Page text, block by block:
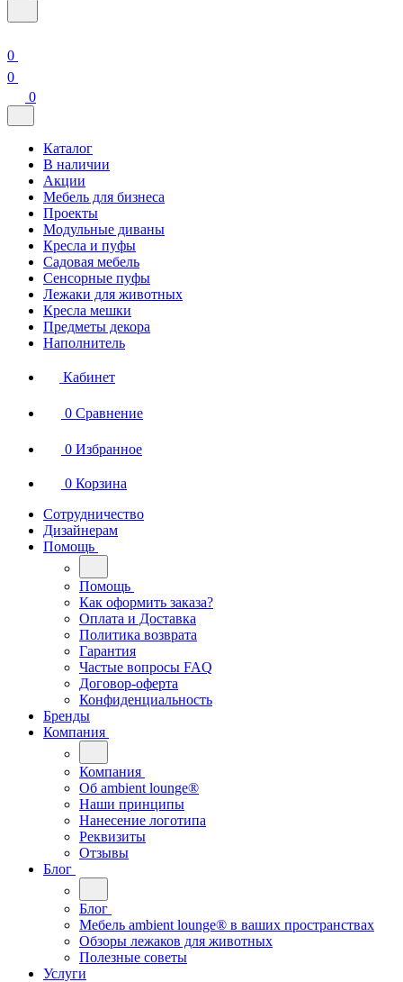
0
0
0
Каталог
В наличии
Акции
Мебель для бизнеса
Проекты
Модульные диваны
Кресла и пуфы
Садовая мебель
Сенсорные пуфы
Лежаки для животных
Кресла мешки
Предметы декора
Наполнитель
Кабинет
0 Сравнение
0 Избранное
0 Корзина
Сотрудничество
Дизайнерам
Помощь
Помощь
Как оформить заказа?
Оплата и Доставка
Политика возврата
Гарантия
Частые вопросы FAQ
Договор-оферта
Конфиденциальность
Бренды
Компания
Компания
Oб ambient lounge®
Наши принципы
Нанесение логотипа
Реквизиты
Отзывы
Блог
Блог
Мебель ambient lounge® в ваших пространствах
Обзоры лежаков для животных
Полезные советы
Услуги